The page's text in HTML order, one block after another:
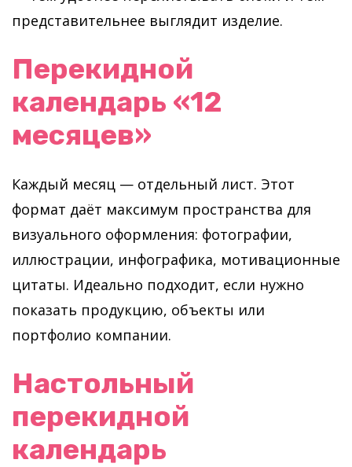
представительнее выглядит изделие.
Перекидной
календарь «12
месяцев»
Каждый месяц — отдельный лист. Этот
формат даёт максимум пространства для
визуального оформления: фотографии,
иллюстрации, инфографика, мотивационные
цитаты. Идеально подходит, если нужно
показать продукцию, объекты или
портфолио компании.
Настольный
перекидной
календарь